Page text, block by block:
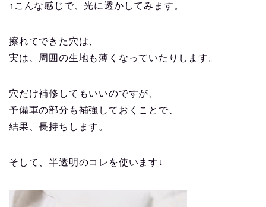
↑こんな感じで、光に透かしてみます。
擦れてできた穴は、
実は、周囲の生地も薄くなっていたりします。
穴だけ補修してもいいのですが、
予備軍の部分も補強しておくことで、
結果、長持ちします。
そして、半透明のコレを使います↓